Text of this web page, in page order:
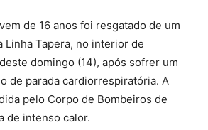
de 16 anos foi resgatado de um
Linha Tapera, no interior de
domingo (14), após sofrer um
de parada cardiorrespiratória. A
pelo Corpo de Bombeiros de
de intenso calor.